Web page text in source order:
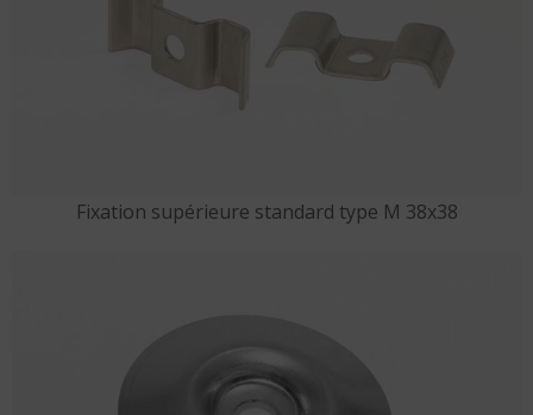
Fixation supérieure standard type M 38x38